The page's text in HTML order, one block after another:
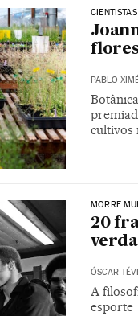
CIENTISTAS
PABLO
cultivos
MORRE
20
ÓSCAR
A
esporte